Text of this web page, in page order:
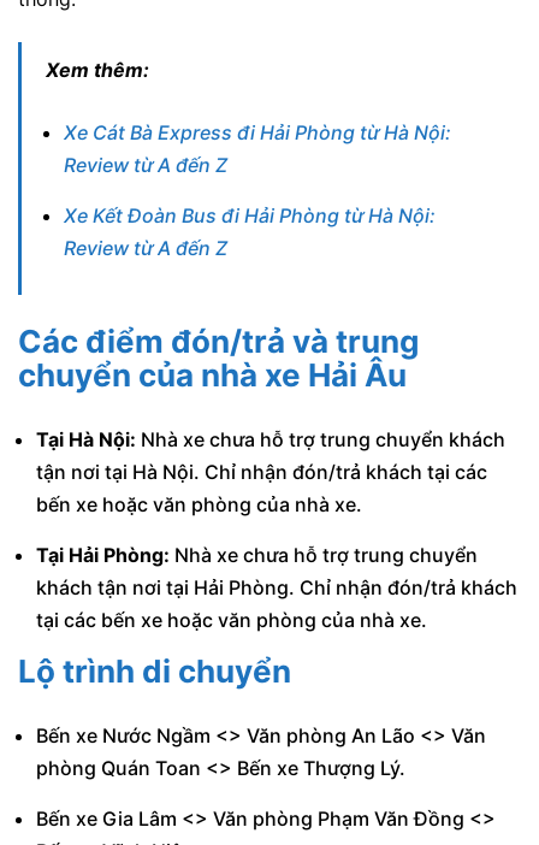
Xem thêm:
Xe Cát Bà Express đi Hải Phòng từ Hà Nội:
Review từ A đến Z
Xe Kết Đoàn Bus đi Hải Phòng từ Hà Nội:
Review từ A đến Z
Các điểm đón/trả và trung
chuyển của nhà xe Hải Âu
Tại Hà Nội: Nhà xe chưa hỗ trợ trung chuyển khách
tận nơi tại Hà Nội. Chỉ nhận đón/trả khách tại các
bến xe hoặc văn phòng của nhà xe.
Tại Hải Phòng: Nhà xe chưa hỗ trợ trung chuyển
khách tận nơi tại Hải Phòng. Chỉ nhận đón/trả khách
tại các bến xe hoặc văn phòng của nhà xe.
Lộ trình di chuyển
Bến xe Nước Ngầm <> Văn phòng An Lão <> Văn
phòng Quán Toan <> Bến xe Thượng Lý.
Bến xe Gia Lâm <> Văn phòng Phạm Văn Đồng <>